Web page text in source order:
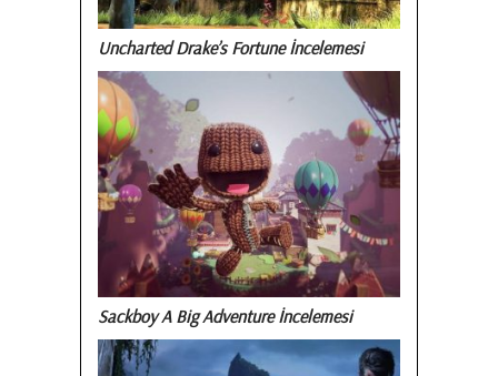
Uncharted Drake’s Fortune İncelemesi
Sackboy A Big Adventure İncelemesi